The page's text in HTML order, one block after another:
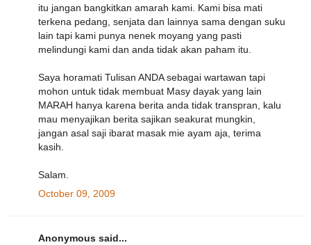
itu jangan bangkitkan amarah kami. Kami bisa mati
terkena pedang, senjata dan lainnya sama dengan suku
lain tapi kami punya nenek moyang yang pasti
melindungi kami dan anda tidak akan paham itu.
Saya horamati Tulisan ANDA sebagai wartawan tapi
mohon untuk tidak membuat Masy dayak yang lain
MARAH hanya karena berita anda tidak transpran, kalu
mau menyajikan berita sajikan seakurat mungkin,
jangan asal saji ibarat masak mie ayam aja, terima
kasih.
Salam.
October 09, 2009
Anonymous said...